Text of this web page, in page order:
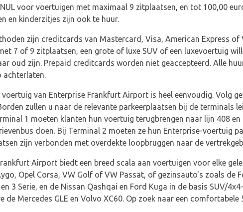
voor voertuigen met maximaal 9 zitplaatsen, en tot 100,00
en kinderzitjes zijn ook te huur.
zijn creditcards van Mastercard, Visa, American Express of
7 of 9 zitplaatsen, een grote of luxe SUV of een luxevoertuig
oud zijn. Prepaid creditcards worden niet geaccepteerd. Alle
achterlaten.
van Enterprise Frankfurt Airport is heel eenvoudig. Volg
zullen u naar de relevante parkeerplaatsen bij de terminals
1 moeten klanten hun voertuig terugbrengen naar lijn 408
doen. Bij Terminal 2 moeten ze hun Enterprise-voertuig
zijn verbonden met overdekte loopbruggen naar de
Airport biedt een breed scala aan voertuigen voor elke
Opel Corsa, VW Golf of VW Passat, of gezinsauto's zoals de
3 Serie, en de Nissan Qashqai en Ford Kuga in de basis SUV/
de Mercedes GLE en Volvo XC60. Op zoek naar een